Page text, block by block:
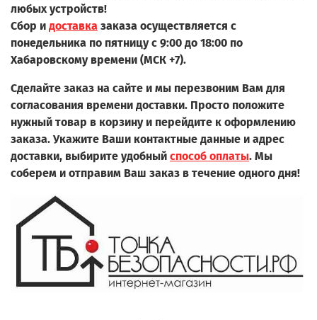
любых устройств!
Сбор и доставка заказа осуществляется с
понедельника по пятницу с 9:00 до 18:00 по
Хабаровскому времени (МСК +7).
Сделайте заказ на сайте и мы перезвоним Вам для
согласования времени доставки. Просто положите
нужный товар в корзину и перейдите к оформлению
заказа. Укажите Ваши контактные данные и адрес
доставки, выбирите удобный способ оплаты. Мы
соберем и отправим Ваш заказ в течение одного дня!